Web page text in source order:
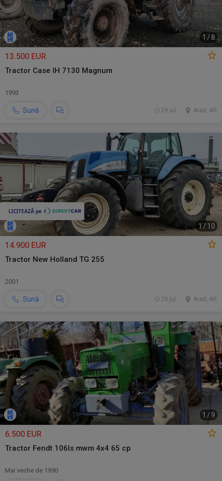
1/8
13.500 EUR
Tractor Case IH 7130 Magnum
1993
Sună Arad, AR
29 jul.
1 /10
14.900 EUR
Tractor New Holland TG 255
2001
Sună Arad, AR
29 jul.
1 / 9
6.500 EUR
Tractor Fendt 106ls mwm 4x4 65 cp
Mai veche de 1990